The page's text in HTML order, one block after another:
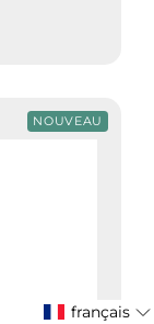
NOUVEAU
français